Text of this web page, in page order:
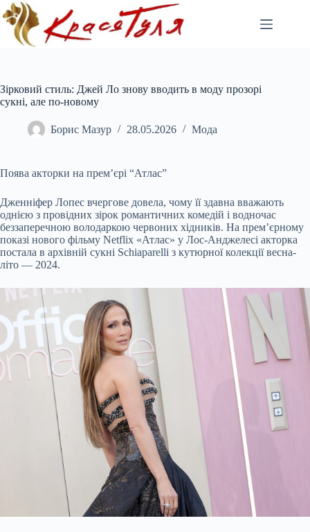
Перейти
до
вмісту
Зірковий стиль: Джей Ло знову вводить в моду прозорі
сукні, але по-новому
Борис Мазур 28.05.2026 Мода
Поява акторки на прем’єрі “Атлас”
Дженніфер Лопес вчергове довела, чому її здавна вважають
однією з провідних зірок романтичних комедій і водночас
беззаперечною володаркою червоних хідників. На прем’єрному
показі нового фільму Netflix «Атлас» у Лос-Анджелесі акторка
постала в архівній сукні Schiaparelli з кутюрної колекції весна-
літо — 2024.